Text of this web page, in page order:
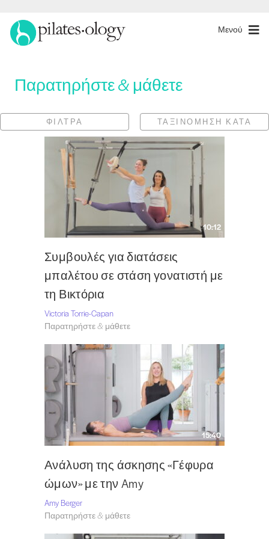
Μενού
Παρατηρήστε & μάθετε
ΦΊΛΤΡΑ ΤΑΞΙΝΌΜΗΣΗ ΚΑΤΆ
10:12
Συμβουλές για διατάσεις
μπαλέτου σε στάση γονατιστή με
τη Βικτόρια
Victoria Torrie-Capan
Παρατηρήστε & μάθετε
15:40
Ανάλυση της άσκησης «Γέφυρα
ώμων» με την Amy
Amy Berger
Παρατηρήστε & μάθετε